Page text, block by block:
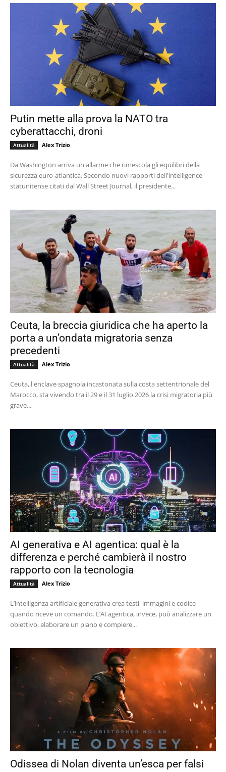
Putin mette alla prova la NATO tra
cyberattacchi, droni
Attualità Alex Trizio
Da Washington arriva un allarme che rimescola gli equilibri della
sicurezza euro-atlantica. Secondo nuovi rapporti dell'intelligence
statunitense citati dal Wall Street Journal, il presidente...
Ceuta, la breccia giuridica che ha aperto la
porta a un’ondata migratoria senza
precedenti
Attualità Alex Trizio
Ceuta, l'enclave spagnola incastonata sulla costa settentrionale del
Marocco, sta vivendo tra il 29 e il 31 luglio 2026 la crisi migratoria più
grave...
AI generativa e AI agentica: qual è la
differenza e perché cambierà il nostro
rapporto con la tecnologia
Attualità Alex Trizio
L’intelligenza artificiale generativa crea testi, immagini e codice
quando riceve un comando. L’AI agentica, invece, può analizzare un
obiettivo, elaborare un piano e compiere...
Odissea di Nolan diventa un’esca per falsi